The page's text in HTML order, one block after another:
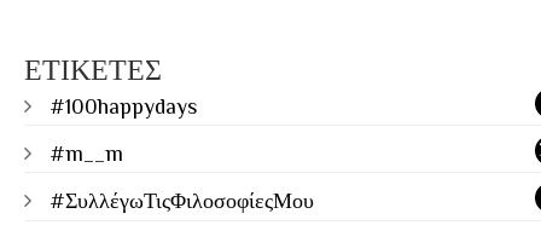
ΕΤΙΚΕΤΕΣ
#100happydays
#m__m
#ΣυλλέγωΤιςΦιλοσοφίεςΜου